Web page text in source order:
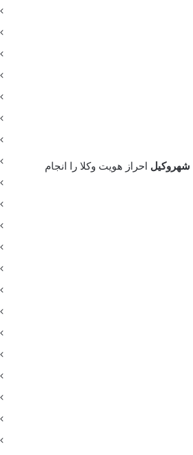
شهروکیل احراز هویت وکلا را انجام